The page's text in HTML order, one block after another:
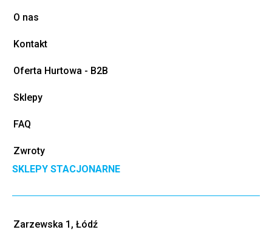
O nas
Kontakt
Oferta Hurtowa - B2B
Sklepy
FAQ
Zwroty
SKLEPY STACJONARNE
Zarzewska 1, Łódź